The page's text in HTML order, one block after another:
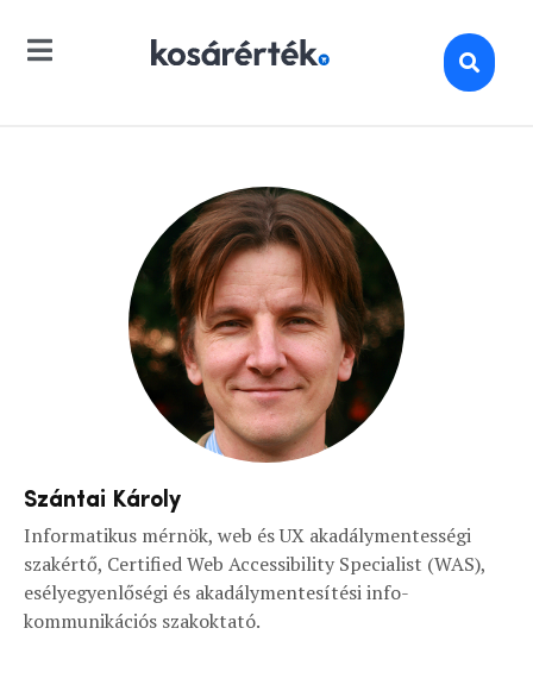
Szántai Károly
Informatikus mérnök, web és UX akadálymentességi
szakértő, Certified Web Accessibility Specialist (WAS),
esélyegyenlőségi és akadálymentesítési info-
kommunikációs szakoktató.